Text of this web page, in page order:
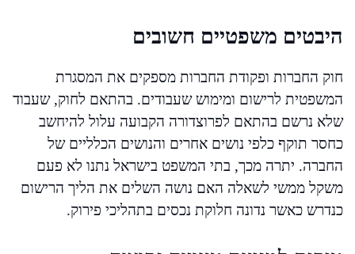
היבטים משפטיים חשובים
חוק החברות ופקודת החברות מספקים את המסגרת
המשפטית לרישום ומימוש שעבודים. בהתאם לחוק, שעבוד
שלא נרשם בהתאם לפרוצדורה הקבועה עלול להיחשב
כחסר תוקף כלפי נושים אחרים והנושים הכלליים של
החברה. יתרה מכך, בתי המשפט בישראל נתנו לא פעם
משקל ממשי לשאלה האם נושה השלים את הליך הרישום
כנדרש כאשר נדונה חלוקת נכסים בתהליכי פירוק.